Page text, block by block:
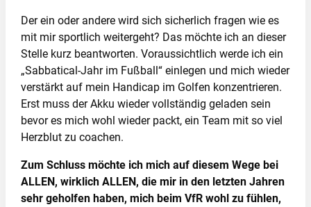
Der ein oder andere wird sich sicherlich fragen wie es
mit mir sportlich weitergeht? Das möchte ich an dieser
Stelle kurz beantworten. Voraussichtlich werde ich ein
„Sabbatical-Jahr im Fußball“ einlegen und mich wieder
verstärkt auf mein Handicap im Golfen konzentrieren.
Erst muss der Akku wieder vollständig geladen sein
bevor es mich wohl wieder packt, ein Team mit so viel
Herzblut zu coachen.
Zum Schluss möchte ich mich auf diesem Wege bei
ALLEN, wirklich ALLEN, die mir in den letzten Jahren
sehr geholfen haben, mich beim VfR wohl zu fühlen,